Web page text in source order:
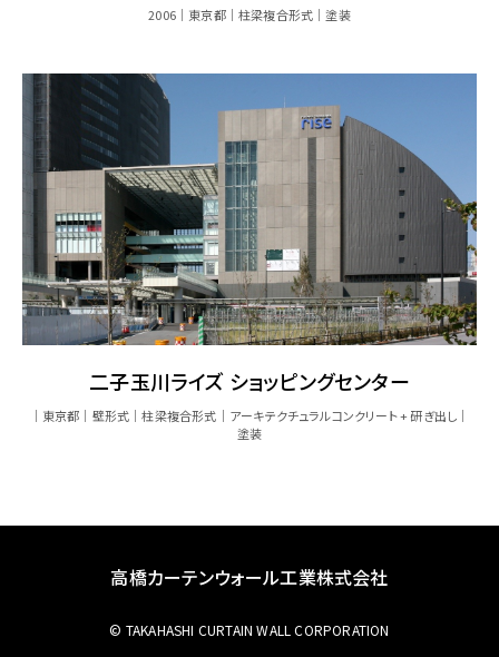
2006 東京都 柱梁複合形式 塗装
二子玉川ライズ ショッピングセンター
東京都 壁形式 柱梁複合形式
アーキテクチュラルコンクリート + 研ぎ出し
塗装
高橋カーテンウォール工業株式会社
© TAKAHASHI CURTAIN WALL CORPORATION